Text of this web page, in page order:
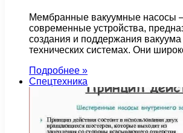
Мембранные вакуумные насосы
современные устройства,
создания и поддержания
технических системах. Они
Подробнее »
Спецтехника